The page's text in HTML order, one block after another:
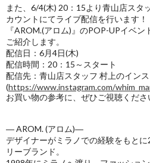
また、6/4(木) 20：15より青山店スタ
カウントにてライブ配信を行います！
『AROM.(アロム)』のPOP-UPイベ
ご紹介します。
配信日：6月4日(木)
配信時間：20：15～スタート
配信先：青山店スタッフ 村上のイン
(https://www.instagram.com/
お買い物の参考に、ぜひご視聴くださ
― AROM. (アロム)―
デザイナーがミラノでの経験をもと
リーブランド。